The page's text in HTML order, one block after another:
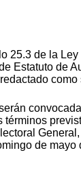
25.3 de la
Estatuto de
como
términos
de mayo